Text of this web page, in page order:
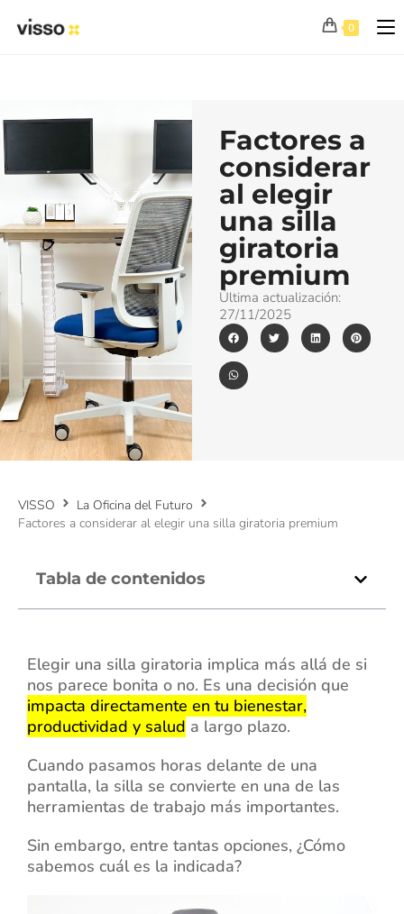
0
Factores a
considerar
al elegir
una silla
giratoria
premium
Última actualización:
27/11/2025
VISSO
La Oficina del Futuro
Factores a considerar al elegir una silla giratoria premium
Tabla de contenidos
Elegir una silla giratoria implica más allá de si
nos parece bonita o no. Es una decisión que
impacta directamente en tu bienestar,
productividad y salud a largo plazo.
Cuando pasamos horas delante de una
pantalla, la silla se convierte en una de las
herramientas de trabajo más importantes.
Sin embargo, entre tantas opciones, ¿Cómo
sabemos cuál es la indicada?